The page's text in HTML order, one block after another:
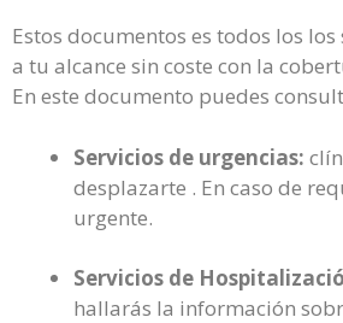
Estos documentos es todos los
a tu alcance sin coste con la
En este documento puedes
Servicios de urgencias:
desplazarte . En caso de
urgente.
Servicios de
hallarás la información